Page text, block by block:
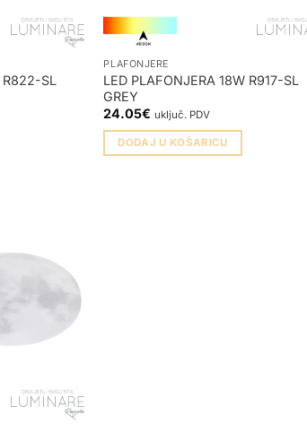
R822-SL
PLAFONJERE
LED PLAFONJERA 18W R917-SL
GREY
24.05€ uključ. PDV
DODAJ U KOŠARICU